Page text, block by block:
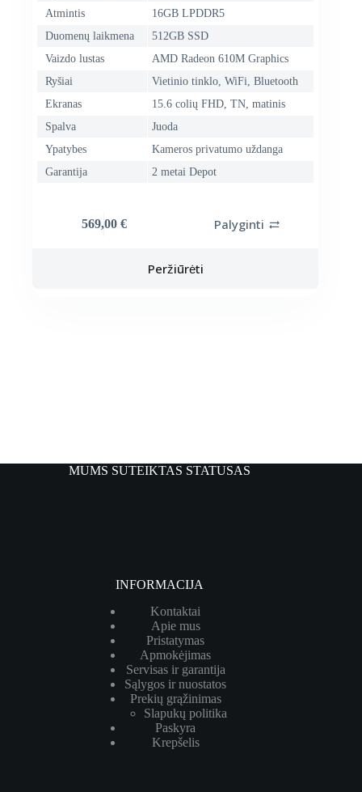
Atmintis
16GB LPDDR5
Duomenų laikmena
512GB SSD
Vaizdo lustas
AMD Radeon 610M Graphics
Ryšiai
Vietinio tinklo, WiFi, Bluetooth
Ekranas
15.6 colių FHD, TN, matinis
Spalva
Juoda
Ypatybes
Kameros privatumo uždanga
Garantija
2 metai Depot
569,00 € Palyginti
Peržiūrėti
MUMS SUTEIKTAS STATUSAS
INFORMACIJA
Kontaktai
Apie mus
Pristatymas
Apmokėjimas
Servisas ir garantija
Sąlygos ir nuostatos
Prekių grąžinimas
Slapukų politika
Paskyra
Krepšelis